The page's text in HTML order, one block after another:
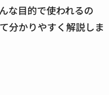
な目的で使われるの
分かりやすく解説しま